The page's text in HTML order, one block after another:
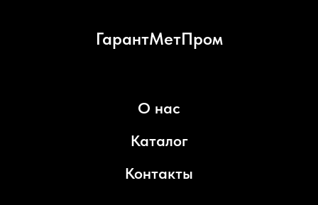
ГарантМетПром
О нас
Каталог
Контакты